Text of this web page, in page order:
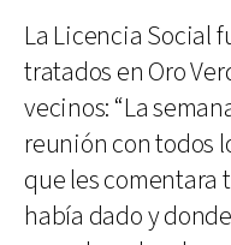
La Licencia Social
tratados en Oro
vecinos: “La
reunión con todos
que les comentara
había dado y